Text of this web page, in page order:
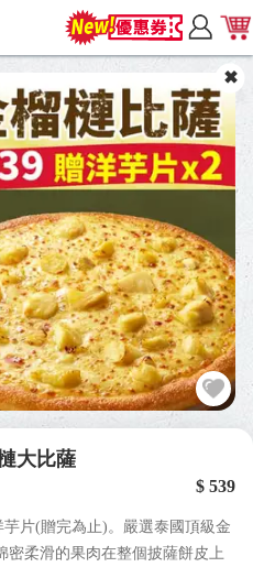
大比薩
$ 539
片(贈完為止)。嚴選泰國頂級金
密柔滑的果肉在整個披薩餅皮上